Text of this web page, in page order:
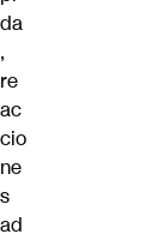
da
,
re
ac
cio
ne
s
ad